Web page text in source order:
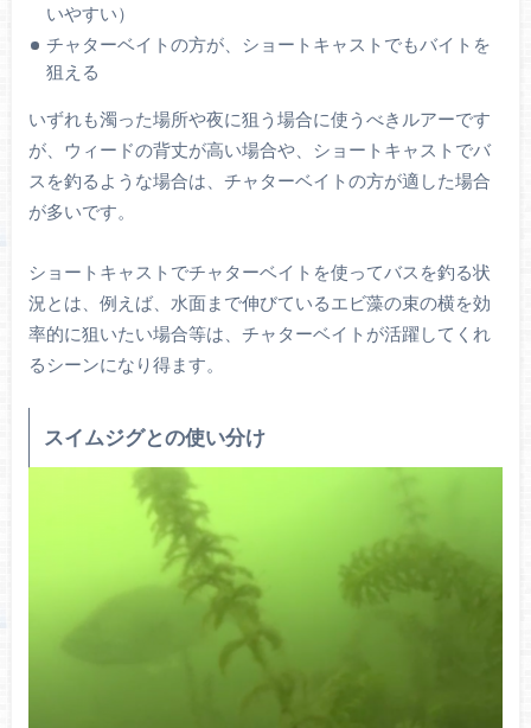
いやすい）
チャターベイトの方が、ショートキャストでもバイトを
狙える
いずれも濁った場所や夜に狙う場合に使うべきルアーです
が、ウィードの背丈が高い場合や、ショートキャストでバ
スを釣るような場合は、チャターベイトの方が適した場合
が多いです。
ショートキャストでチャターベイトを使ってバスを釣る状
況とは、例えば、水面まで伸びているエビ藻の束の横を効
率的に狙いたい場合等は、チャターベイトが活躍してくれ
るシーンになり得ます。
スイムジグとの使い分け